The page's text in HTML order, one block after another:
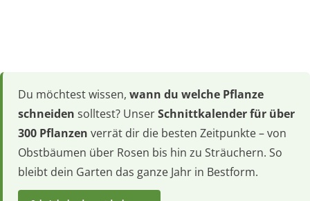
Du möchtest wissen, wann du welche Pflanze
schneiden solltest? UnserSchnittkalender für über
300 Pflanzen verrät dir die besten Zeitpunkte – von
Obstbäumen über Rosen bis hin zu Sträuchern. So
bleibt dein Garten das ganze Jahr in Bestform.